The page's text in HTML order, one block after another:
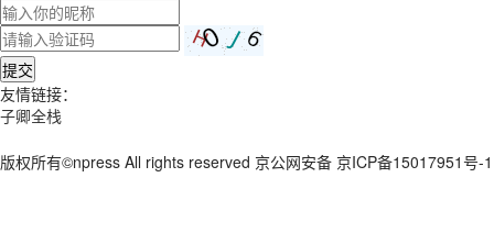
提交
友情链接：
子卿全栈
版权所有©npress All rights reserved 京公网安备 京ICP备15017951号-1